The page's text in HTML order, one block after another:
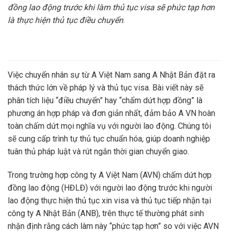
đồng lao động trước khi làm thủ tục visa sẽ phức tạp hơn
là thực hiện thủ tục điều chuyển.
Việc chuyển nhân sự từ A Việt Nam sang A Nhật Bản đặt ra
thách thức lớn về pháp lý và thủ tục visa. Bài viết này sẽ
phân tích liệu “điều chuyển” hay “chấm dứt hợp đồng” là
phương án hợp pháp và đơn giản nhất, đảm bảo A VN hoàn
toàn chấm dứt mọi nghĩa vụ với người lao động. Chúng tôi
sẽ cung cấp trình tự thủ tục chuẩn hóa, giúp doanh nghiệp
tuân thủ pháp luật và rút ngắn thời gian chuyển giao.
Trong trường hợp công ty A Việt Nam (AVN) chấm dứt hợp
đồng lao động (HĐLĐ) với người lao động trước khi người
lao động thực hiện thủ tục xin visa và thủ tục tiếp nhận tại
công ty A Nhật Bản (ANB), trên thực tế thường phát sinh
nhận định rằng cách làm này “phức tạp hơn” so với việc AVN